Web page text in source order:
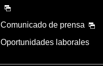
Comunicado de prensa
Oportunidades laborales